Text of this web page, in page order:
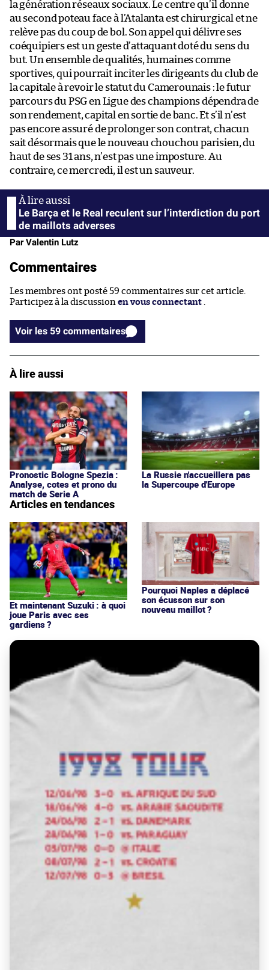
la génération réseaux sociaux. Le centre qu’il donne
au second poteau face à l’Atalanta est chirurgical et ne
relève pas du coup de bol. Son appel qui délivre ses
coéquipiers est un geste d’attaquant doté du sens du
but. Un ensemble de qualités, humaines comme
sportives, qui pourrait inciter les dirigeants du club de
la capitale à revoir le statut du Camerounais : le futur
parcours du PSG en Ligue des champions dépendra de
son rendement, capital en sortie de banc. Et s’il n’est
pas encore assuré de prolonger son contrat, chacun
sait désormais que le nouveau chouchou parisien, du
haut de ses 31 ans, n’est pas une imposture. Au
contraire, ce mercredi, il est un sauveur.
Le Barça et le Real reculent sur l’interdiction du port
de maillots adverses
Par Valentin Lutz
Commentaires
Les membres ont posté 59 commentaires sur cet article.
Participez à la discussion en vous connectant
Voir les 59 commentaires
À lire aussi
Pronostic Bologne Spezia :
Analyse, cotes et prono du
match de Serie A
La Russie n'accueillera pas
la Supercoupe d'Europe
Articles en tendances
Et maintenant Suzuki : à quoi
joue Paris avec ses
gardiens ?
Pourquoi Naples a déplacé
son écusson sur son
nouveau maillot ?